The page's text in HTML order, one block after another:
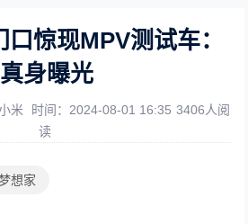
惊现MPV测试车：
真身曝光
米 时间：2024-08-01 16:35 3406人阅
读
想家